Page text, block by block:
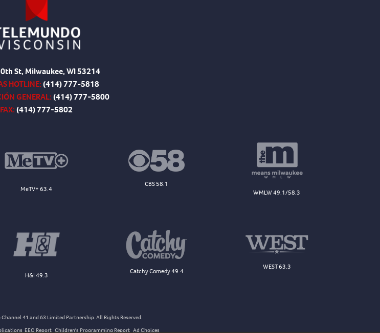
St, Milwaukee, WI 53214
HOTLINE:(414) 777-5818
GENERAL:(414) 777-5800
FAX:(414) 777-5802
MeTV+ 63.4
CBS 58.1
WMLW 49.1/58.3
H&I 49.3
Catchy Comedy 49.4
WEST 63.3
41 and 63 Limited Partnership. All Rights Reserved.
EEO Report Children's Programming Report Ad Choices